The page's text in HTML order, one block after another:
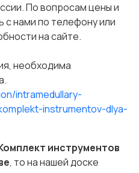
По вопросам цены и
с нами по телефону или
на сайте.
необходима
intramedullary-
instrumentov-dlya-
инструментов
, то на нашей доске